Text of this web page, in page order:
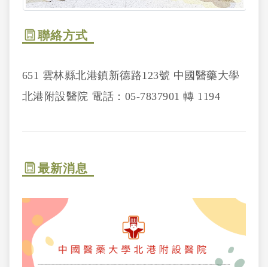
聯絡方式
651 雲林縣北港鎮新德路123號 中國醫藥大學
北港附設醫院 電話：05-7837901 轉 1194
最新消息